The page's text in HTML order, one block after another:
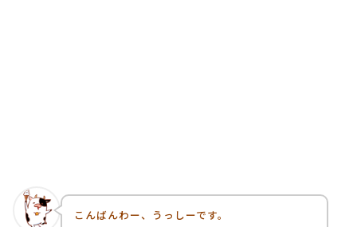
こんばんわー、うっしーです。